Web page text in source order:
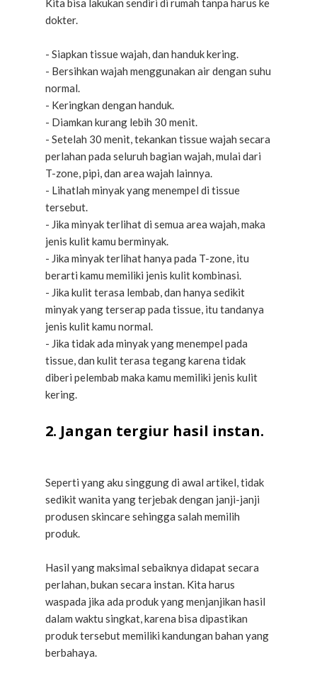
Kita bisa lakukan sendiri di rumah tanpa harus ke
dokter.
- Siapkan tissue wajah, dan handuk kering.
- Bersihkan wajah menggunakan air dengan suhu
normal.
- Keringkan dengan handuk.
- Diamkan kurang lebih 30 menit.
- Setelah 30 menit, tekankan tissue wajah secara
perlahan pada seluruh bagian wajah, mulai dari
T-zone, pipi, dan area wajah lainnya.
- Lihatlah minyak yang menempel di tissue
tersebut.
- Jika minyak terlihat di semua area wajah, maka
jenis kulit kamu berminyak.
- Jika minyak terlihat hanya pada T-zone, itu
berarti kamu memiliki jenis kulit kombinasi.
- Jika kulit terasa lembab, dan hanya sedikit
minyak yang terserap pada tissue, itu tandanya
jenis kulit kamu normal.
- Jika tidak ada minyak yang menempel pada
tissue, dan kulit terasa tegang karena tidak
diberi pelembab maka kamu memiliki jenis kulit
kering.
2. Jangan tergiur hasil instan.
Seperti yang aku singgung di awal artikel, tidak
sedikit wanita yang terjebak dengan janji-janji
produsen skincare sehingga salah memilih
produk.
Hasil yang maksimal sebaiknya didapat secara
perlahan, bukan secara instan. Kita harus
waspada jika ada produk yang menjanjikan hasil
dalam waktu singkat, karena bisa dipastikan
produk tersebut memiliki kandungan bahan yang
berbahaya.